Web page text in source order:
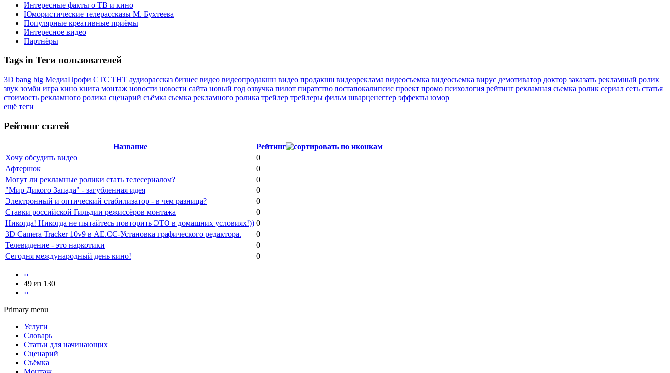
Интересные факты о ТВ и кино
Юмористические телерассказы М. Бухтеева
Популярные креативные приёмы
Интересное видео
Партнёры
Tags in Теги пользователей
3D bang big МедиаПрофи СТС ТНТ аудиорассказ бизнес видео видеопродакшн видео продакшн видеореклама видеосъемка видеосьемка вирус демотиватор доктор заказать рекламный ролик
звук зомби игра кино книга монтаж новости новости сайта новый год озвучка пилот пиратство постапокалипсис проект промо психология рейтинг рекламная сьемка ролик сериал сеть статья
стоимость рекламного ролика сценарий съёмка сьемка рекламного ролика трейлер трейлеры фильм шварценеггер эффекты юмор
ещё теги
Рейтинг статей
Название
Рейтинг
Хочу обсудить видео
0
Афтершок
0
Могут ли рекламные ролики стать телесериалом?
0
"Мир Дикого Запада" - загубленная идея
0
Электронный и оптический стабилизатор - в чем разница?
0
Ставки российской Гильдии режиссёров монтажа
0
Никогда! Никогда не пытайтесь повторить ЭТО в домашних условиях!)) 0
3D Camera Tracker 10v9 в AЕ.СС-Установка графического редактора.
0
Телевидение - это наркотики
0
Сегодня международный день кино!
0
‹‹
49 из 130
››
Primary menu
Услуги
Словарь
Статьи для начинающих
Сценарий
Съёмка